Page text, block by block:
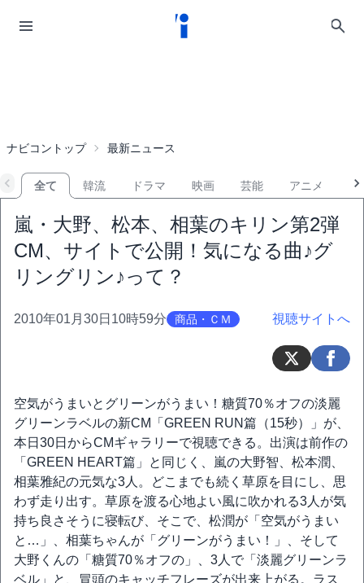
ナビコントップ 最新ニュース
全て 韓流 ドラマ 映画 芸能 アニメ
嵐・大野、松本、相葉のキリン第2弾
CM、サイトで公開！気になる曲♪グ
リングリン♪って？
2010年01月30日10時59分 商品・ＣＭ 視聴サイトへ
空気がうまいとグリーンがうまい！糖質70％オフの淡麗
グリーンラベルの新CM「GREEN RUN篇（15秒）」が、
本日30日からCMギャラリーで視聴できる。出演は前作の
「GREEN HEART篇」と同じく、嵐の大野智、松本潤、
相葉雅紀の元気な3人。どこまでも続く草原を目にし、思
わず走り出す。草原を渡る心地よい風に吹かれる3人が気
持ち良さそうに寝転び、そこで、松潤が「空気がうまい
と…」、相葉ちゃんが「グリーンがうまい！」、そして
大野くんの「糖質70％オフの」、3人で「淡麗グリーンラ
ベル」と、冒頭のキャッチフレーズが出来上がる。ラス